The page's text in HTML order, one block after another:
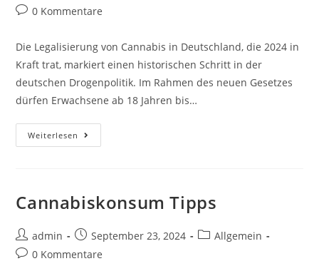
0 Kommentare
Die Legalisierung von Cannabis in Deutschland, die 2024 in
Kraft trat, markiert einen historischen Schritt in der
deutschen Drogenpolitik. Im Rahmen des neuen Gesetzes
dürfen Erwachsene ab 18 Jahren bis…
Weiterlesen
Cannabiskonsum Tipps
admin September 23, 2024
Allgemein
0 Kommentare